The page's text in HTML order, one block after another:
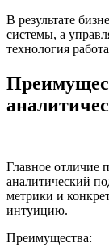
В результате
системы, а
технология
Главное отличие
аналитический
метрики и
интуицию.
Преимущества: